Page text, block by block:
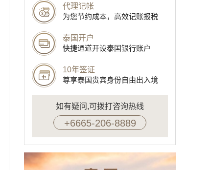
代理记帐
为您节约成本，高效记账报税
泰国开户
快捷通道开设泰国银行账户
10年签证
尊享泰国贵宾身份自由出入境
如有疑问,可拨打咨询热线
+6665-206-8889